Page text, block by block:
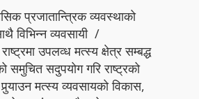
प्रजातान्त्रिक व्यवस्थाको
विभिन्न व्यवसायी /
उपलव्ध मत्स्य क्षेत्र सम्बद्ध
समुचित सदुपयोग गरि राष्ट्रको
मत्स्य व्यवसायको विकास,